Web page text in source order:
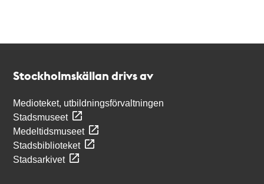
Stockholmskällan drivs av
Medioteket, utbildningsförvaltningen
Stadsmuseet
Medeltidsmuseet
Stadsbiblioteket
Stadsarkivet